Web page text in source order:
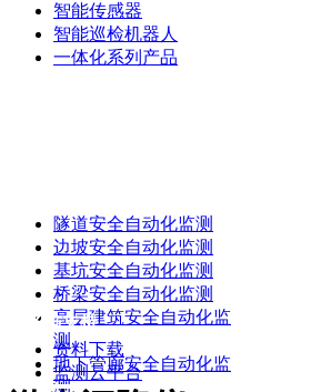
智能传感器
智能巡检机器人
一体化系列产品
隧道安全自动化监测
边坡安全自动化监测
基坑安全自动化监测
桥梁安全自动化监测
高层建筑安全自动化监
测
地下管廊安全自动化监
测
服务与支持
资料下载
监测云平台